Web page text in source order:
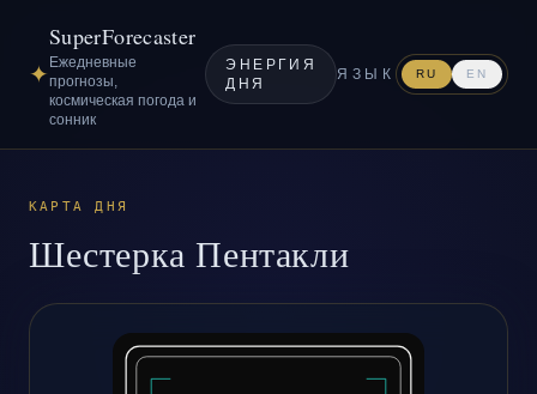
✦
SuperForecaster
Ежедневные
прогнозы,
космическая погода и
сонник
ЭНЕРГИЯ
ДНЯ
ЯЗЫК RU EN
КАРТА ДНЯ
Шестерка Пентакли